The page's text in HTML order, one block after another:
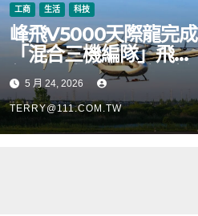
工商 生活 科技
峰飛V5000天際龍完成
「混合三機編隊」飛
行，正式進入適航取證
階段
5 月 24, 2026
TERRY@111.COM.TW